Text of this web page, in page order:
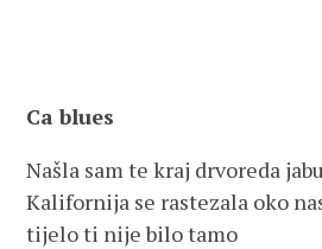
Ca blues
Našla sam te kraj drvoreda
Kalifornija se rastezala oko
tijelo ti nije bilo tamo